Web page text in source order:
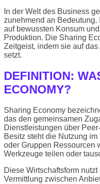
In der Welt des Business
zunehmend an Bedeutung.
auf bewussten Konsum
Produktion. Die Sharing
Zeitgeist, indem sie auf
setzt.
DEFINITION:
ECONOMY?
Sharing Economy
das den gemeinsamen
Dienstleistungen über
Besitz steht die Nutzung
oder Gruppen Ressourcen
Werkzeuge teilen oder
Diese Wirtschaftsform
Vermittlung zwischen